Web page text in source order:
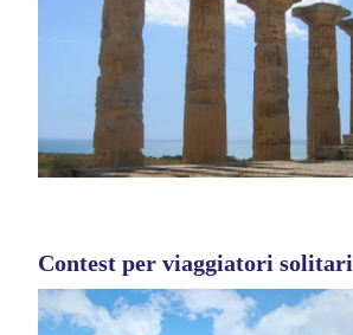
Contest per viaggiatori solitari